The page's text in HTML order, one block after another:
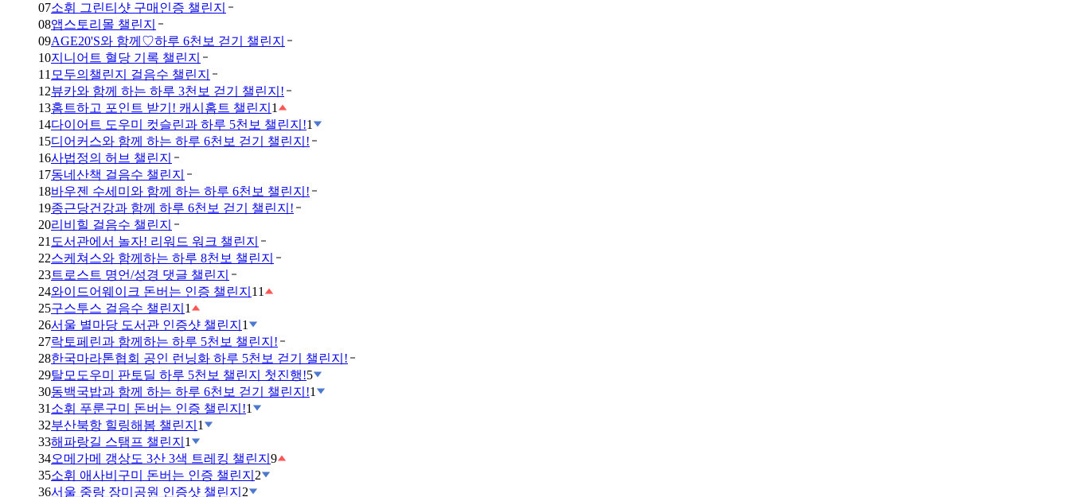
07소휘 그린티샷 구매인증 챌린지
08앱스토리몰 챌린지
09AGE20'S와 함께♡하루 6천보 걷기 챌린지
10지니어트 혈당 기록 챌린지
11 모두의챌린지 걸음수 챌린지
12뷰카와 함께 하는 하루 3천보 걷기 챌린지!
13홈트하고 포인트 받기! 캐시홈트 챌린지 1
14다이어트 도우미 컷슬린과 하루 5천보 챌린지!1
15디어커스와 함께 하는 하루 6천보 걷기 챌린지!
16사법정의 허브 챌린지
17동네산책 걸음수 챌린지
18바우젠 수세미와 함께 하는 하루 6천보 챌린지!
19종근당건강과 함께 하루 6천보 걷기 챌린지!
20리비힐 걸음수 챌린지
21 도서관에서 놀자! 리워드 워크 챌린지
22스케쳐스와 함께하는 하루 8천보 챌린지
23트로스트 명언/성경 댓글 챌린지
24와이드어웨이크 돈버는 인증 챌린지 11
25구스투스 걸음수 챌린지 1
26서울 별마당 도서관 인증샷 챌린지 1
27락토페린과 함께하는 하루 5천보 챌린지!
28한국마라톤협회 공인 런닝화 하루 5천보 걷기 챌린지!
29탈모도우미 판토딜 하루 5천보 챌린지 첫진행!5
30동백국밥과 함께 하는 하루 6천보 걷기 챌린지!1
31 소휘 푸룬구미 돈버는 인증 챌린지!1
32부산북항 힐링해봄 챌린지 1
33해파랑길 스탬프 챌린지 1
34오메가메 갱상도 3산 3색 트레킹 챌린지 9
35소휘 애사비구미 돈버는 인증 챌린지 2
36서울 중랑 장미공원 인증샷 챌린지 2